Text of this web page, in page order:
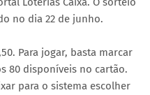
no dia 22 de junho.
Para jogar, basta marcar
80 disponíveis no cartão.
para o sistema escolher